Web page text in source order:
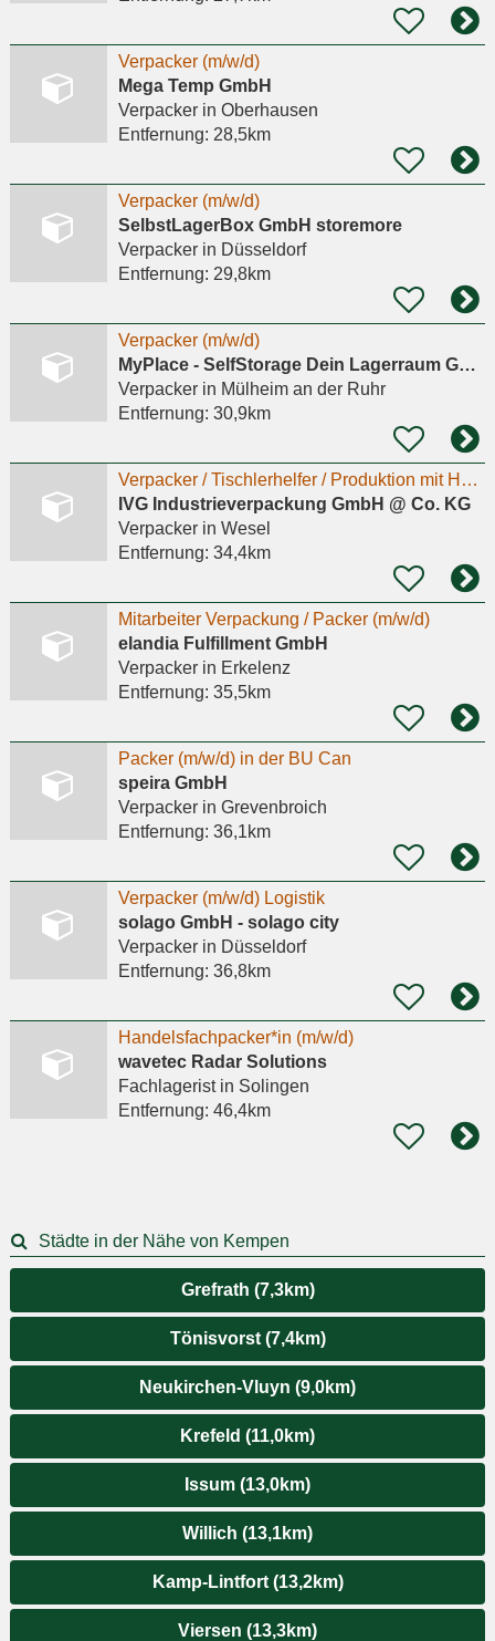
Verpacker (m/w/d)
Mega Temp GmbH
Verpackerin Oberhausen
Entfernung: 28,5km
Verpacker (m/w/d)
SelbstLagerBox GmbH storemore
Verpackerin Düsseldorf
Entfernung: 29,8km
Verpacker (m/w/d)
MyPlace - SelfStorage Dein Lagerraum GmbH
Verpackerin Mülheim an der Ruhr
Entfernung: 30,9km
Verpacker / Tischlerhelfer / Produktion mit Holz m/w/d
IVG Industrieverpackung GmbH @ Co. KG
Verpackerin Wesel
Entfernung: 34,4km
Mitarbeiter Verpackung / Packer (m/w/d)
elandia Fulfillment GmbH
Verpackerin Erkelenz
Entfernung: 35,5km
Packer (m/w/d) in der BU Can
speira GmbH
Verpackerin Grevenbroich
Entfernung: 36,1km
Verpacker (m/w/d) Logistik
solago GmbH - solago city
Verpackerin Düsseldorf
Entfernung: 36,8km
Handelsfachpacker*in (m/w/d)
wavetec Radar Solutions
Fachlageristin Solingen
Entfernung: 46,4km
Städte in der Nähe von Kempen
Grefrath (7,3km)
Tönisvorst (7,4km)
Neukirchen-Vluyn (9,0km)
Krefeld (11,0km)
Issum (13,0km)
Willich (13,1km)
Kamp-Lintfort (13,2km)
Viersen (13,3km)